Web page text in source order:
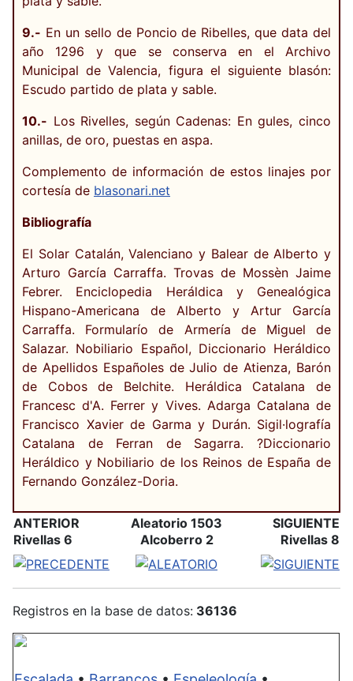
9.- En un sello de Poncio de Ribelles, que data del
año 1296 y que se conserva en el Archivo
Municipal de Valencia, figura el siguiente blasón:
Escudo partido de plata y sable.
10.- Los Rivelles, según Cadenas: En gules, cinco
anillas, de oro, puestas en aspa.
Complemento de información de estos linajes por
cortesía de blasonari.net
Bibliografía
El Solar Catalán, Valenciano y Balear de Alberto y
Arturo García Carraffa. Trovas de Mossèn Jaime
Febrer. Enciclopedia Heráldica y Genealógica
Hispano-Americana de Alberto y Artur García
Carraffa. Formularío de Armería de Miguel de
Salazar. Nobiliario Español, Diccionario Heráldico
de Apellidos Españoles de Julio de Atienza, Barón
de Cobos de Belchite. Heráldica Catalana de
Francesc d'A. Ferrer y Vives. Adarga Catalana de
Francisco Xavier de Garma y Durán. Sigil·lografía
Catalana de Ferran de Sagarra. ?Diccionario
Heráldico y Nobiliario de los Reinos de España de
Fernando González-Doria.
ANTERIOR
Rivellas 6
Aleatorio 1503
Alcoberro 2
SIGUIENTE
Rivellas 8
Registros en la base de datos: 36136